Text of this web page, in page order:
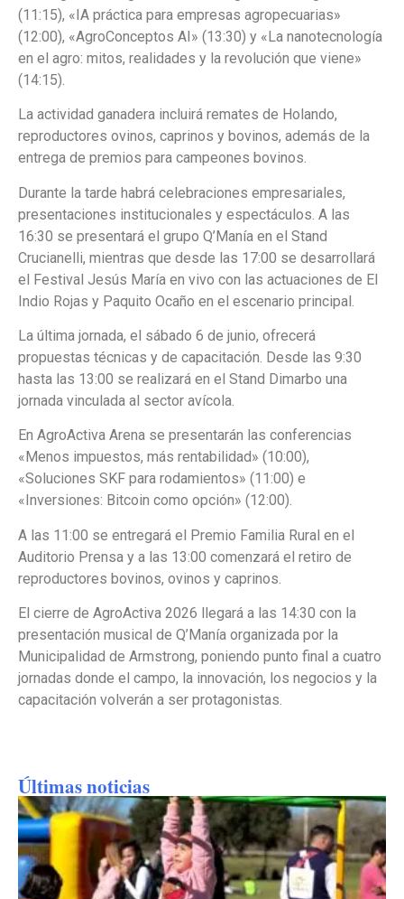
(11:15), «IA práctica para empresas agropecuarias»
(12:00), «AgroConceptos AI» (13:30) y «La nanotecnología
en el agro: mitos, realidades y la revolución que viene»
(14:15).
La actividad ganadera incluirá remates de Holando,
reproductores ovinos, caprinos y bovinos, además de la
entrega de premios para campeones bovinos.
Durante la tarde habrá celebraciones empresariales,
presentaciones institucionales y espectáculos. A las
16:30 se presentará el grupo Q’Manía en el Stand
Crucianelli, mientras que desde las 17:00 se desarrollará
el Festival Jesús María en vivo con las actuaciones de El
Indio Rojas y Paquito Ocaño en el escenario principal.
La última jornada, el sábado 6 de junio, ofrecerá
propuestas técnicas y de capacitación. Desde las 9:30
hasta las 13:00 se realizará en el Stand Dimarbo una
jornada vinculada al sector avícola.
En AgroActiva Arena se presentarán las conferencias
«Menos impuestos, más rentabilidad» (10:00),
«Soluciones SKF para rodamientos» (11:00) e
«Inversiones: Bitcoin como opción» (12:00).
A las 11:00 se entregará el Premio Familia Rural en el
Auditorio Prensa y a las 13:00 comenzará el retiro de
reproductores bovinos, ovinos y caprinos.
El cierre de AgroActiva 2026 llegará a las 14:30 con la
presentación musical de Q’Manía organizada por la
Municipalidad de Armstrong, poniendo punto final a cuatro
jornadas donde el campo, la innovación, los negocios y la
capacitación volverán a ser protagonistas.
Últimas noticias